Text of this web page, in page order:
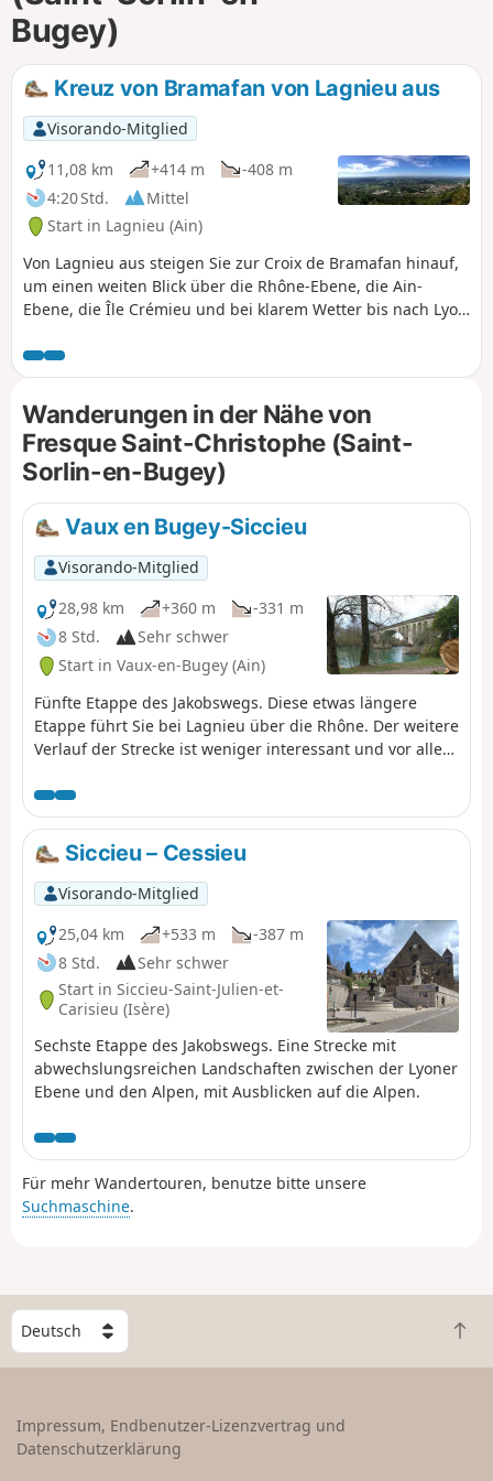
Bugey)
Kreuz von Bramafan von Lagnieu aus
Visorando-Mitglied
11,08 km
+414 m
-408 m
4:20 Std.
Mittel
Start in Lagnieu (Ain)
Von Lagnieu aus steigen Sie zur Croix de Bramafan hinauf,
um einen weiten Blick über die Rhône-Ebene, die Ain-
Ebene, die Île Crémieu und bei klarem Wetter bis nach Lyon
Waldwegen und -pfaden.
Wanderungen in der Nähe von
Fresque Saint-Christophe (Saint-
Sorlin-en-Bugey)
Vaux en Bugey-Siccieu
Visorando-Mitglied
28,98 km
+360 m
-331 m
8 Std.
Sehr schwer
Start in Vaux-en-Bugey (Ain)
Fünfte Etappe des Jakobswegs. Diese etwas längere
Etappe führt Sie bei Lagnieu über die Rhône. Der weitere
Verlauf der Strecke ist weniger interessant und vor allem
auf den GR®65 zu gelangen.
Siccieu – Cessieu
Visorando-Mitglied
25,04 km
+533 m
-387 m
8 Std.
Sehr schwer
Start in Siccieu-Saint-Julien-et-
Carisieu (Isère)
Sechste Etappe des Jakobswegs. Eine Strecke mit
abwechslungsreichen Landschaften zwischen der Lyoner
Ebene und den Alpen, mit Ausblicken auf die Alpen.
Für mehr Wandertouren, benutze bitte unsere
Suchmaschine.
W
ä
h
e
Z
u
Impressum, Endbenutzer-Lizenzvertrag und
Datenschutzerklärung